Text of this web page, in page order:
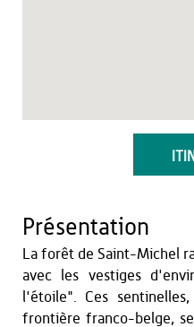
Présentation
La forêt de Saint-Michel
avec les vestiges
l'étoile". Ces
frontière franco-belge,